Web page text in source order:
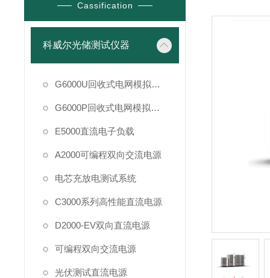
Cassification
科威尔光储测试仪器
G6000U回收式电网模拟电源
G6000P回收式电网模拟电源
E5000直流电子负载
A2000可编程双向交流电源
电芯充放电测试系统
C3000系列高性能直流电源
D2000-EV双向直流电源
可编程双向交流电源
光伏测试直流电源